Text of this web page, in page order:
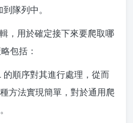
隊列中。
，用於確定接下來要爬取哪
包括：
的順序對其進行處理，從而
方法實現簡單，對於通用爬